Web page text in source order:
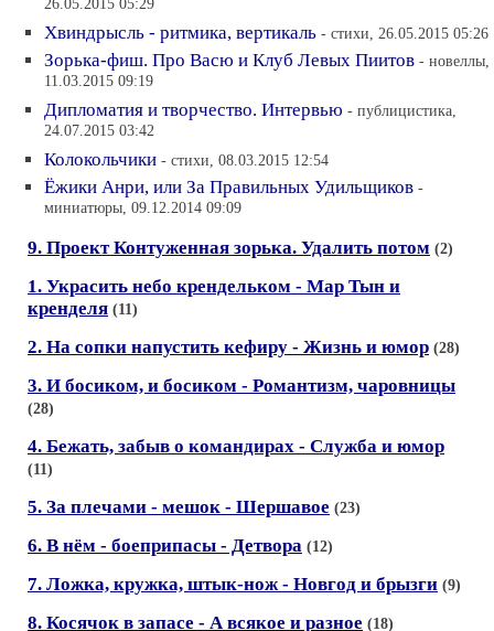
26.05.2015 05:29
Хвиндрысль - ритмика, вертикаль - стихи, 26.05.2015 05:26
Зорька-фиш. Про Васю и Клуб Левых Пиитов - новеллы,
11.03.2015 09:19
Дипломатия и творчество. Интервью - публицистика,
24.07.2015 03:42
Колокольчики - стихи, 08.03.2015 12:54
Ёжики Анри, или За Правильных Удильщиков -
миниатюры, 09.12.2014 09:09
9. Проект Контуженная зорька. Удалить потом (2)
1. Украсить небо крендельком - Мар Тын и
кренделя (11)
2. На сопки напустить кефиру - Жизнь и юмор (28)
3. И босиком, и босиком - Романтизм, чаровницы
(28)
4. Бежать, забыв о командирах - Служба и юмор
(11)
5. За плечами - мешок - Шершавое (23)
6. В нём - боеприпасы - Детвора (12)
7. Ложка, кружка, штык-нож - Новгод и брызги (9)
8. Косячок в запасе - А всякое и разное (18)